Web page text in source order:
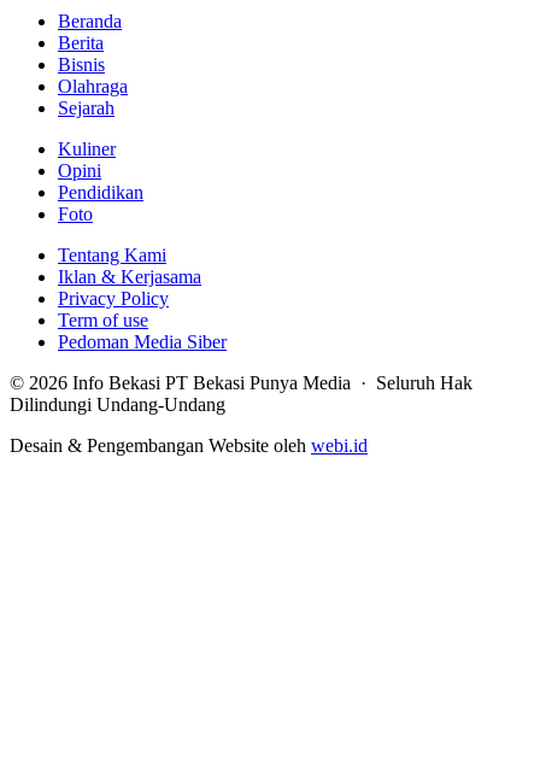
Beranda
Berita
Bisnis
Olahraga
Sejarah
Kuliner
Opini
Pendidikan
Foto
Tentang Kami
Iklan & Kerjasama
Privacy Policy
Term of use
Pedoman Media Siber
© 2026 Info Bekasi PT Bekasi Punya Media · Seluruh Hak
Dilindungi Undang-Undang
Desain & Pengembangan Website oleh webi.id